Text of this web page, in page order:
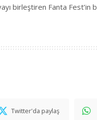
birleştiren Fanta Fest’in
Twitter'da paylaş